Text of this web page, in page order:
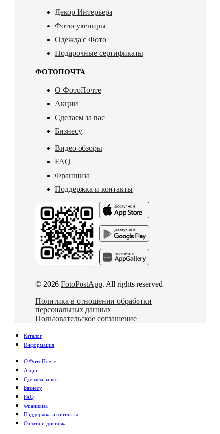
Декор Интерьера
Фотосувениры
Одежда с Фото
Подарочные сертификаты
ФОТОПОЧТА
О ФотоПочте
Акции
Сделаем за вас
Бизнесу
Видео обзоры
FAQ
Франшиза
Поддержка и контакты
© 2026 FotoPostApp. All rights reserved
Политика в отношении обработки
персональных данных
Пользовательское соглашение
Каталог
Информация
О ФотоПочте
Акции
Сделаем за вас
Бизнесу
FAQ
Франшиза
Поддержка и контакты
Оплата и доставка